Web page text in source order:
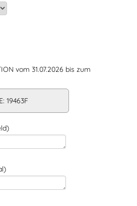
vom 31.07.2026 bis zum
19463F